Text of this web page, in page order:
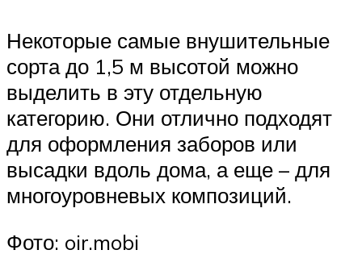
Некоторые самые внушительные
сорта до 1,5 м высотой можно
выделить в эту отдельную
категорию. Они отлично подходят
для оформления заборов или
высадки вдоль дома, а еще – для
многоуровневых композиций.
Фото: oir.mobi